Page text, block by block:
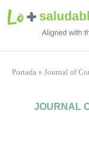
Portada » Journal of
JOURNAL